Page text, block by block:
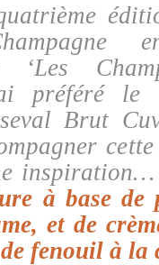
préféré le
Brut
inspiration…
à base de
et de
fenouil à la